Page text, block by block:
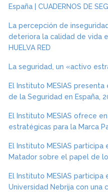
España | CUADERNOS DE
La percepción de
deteriora la calidad de vida
HUELVA RED
La seguridad, un «activo
El Instituto MESIAS
de la Seguridad en España,
El Instituto MESIAS ofrece
estratégicas para la Marca
El Instituto MESIAS
Matador sobre el papel de
El Instituto MESIAS participa
Universidad Nebrija con una